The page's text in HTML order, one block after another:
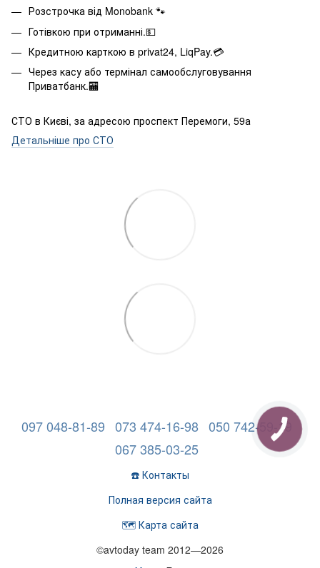
Розстрочка від Monobank 🐾
Готівкою при отриманні.💵
Кредитною карткою в privat24, LiqPay.💳
Через касу або термінал самообслуговування
Приватбанк.🏧
СТО в Києві, за адресою проспект Перемоги, 59а
Детальніше про СТО
097 048-81-89 073 474-16-98 050 742-59-19
067 385-03-25
☎️ Контакты
Полная версия сайта
🗺️ Карта сайта
©avtoday team 2012—2026